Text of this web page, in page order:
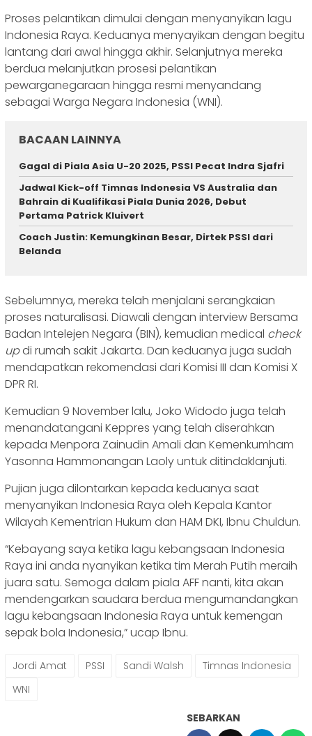
Proses pelantikan dimulai dengan menyanyikan lagu
Indonesia Raya. Keduanya menyayikan dengan begitu
lantang dari awal hingga akhir. Selanjutnya mereka
berdua melanjutkan prosesi pelantikan
pewarganegaraan hingga resmi menyandang
sebagai Warga Negara Indonesia (WNI).
BACAAN LAINNYA
Gagal di Piala Asia U-20 2025, PSSI Pecat Indra Sjafri
Jadwal Kick-off Timnas Indonesia VS Australia dan
Bahrain di Kualifikasi Piala Dunia 2026, Debut
Pertama Patrick Kluivert
Coach Justin: Kemungkinan Besar, Dirtek PSSI dari
Belanda
Sebelumnya, mereka telah menjalani serangkaian
proses naturalisasi. Diawali dengan interview Bersama
Badan Intelejen Negara (BIN), kemudian medical check
updi rumah sakit Jakarta. Dan keduanya juga sudah
mendapatkan rekomendasi dari Komisi III dan Komisi X
DPR RI.
Kemudian 9 November lalu, Joko Widodo juga telah
menandatangani Keppres yang telah diserahkan
kepada Menpora Zainudin Amali dan Kemenkumham
Yasonna Hammonangan Laoly untuk ditindaklanjuti.
Pujian juga dilontarkan kepada keduanya saat
menyanyikan Indonesia Raya oleh Kepala Kantor
Wilayah Kementrian Hukum dan HAM DKI, Ibnu Chuldun.
“Kebayang saya ketika lagu kebangsaan Indonesia
Raya ini anda nyanyikan ketika tim Merah Putih meraih
juara satu. Semoga dalam piala AFF nanti, kita akan
mendengarkan saudara berdua mengumandangkan
lagu kebangsaan Indonesia Raya untuk kemengan
sepak bola Indonesia,” ucap Ibnu.
Jordi Amat PSSI Sandi Walsh
Timnas Indonesia
WNI
SEBARKAN